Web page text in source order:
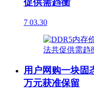
促供需趋衡
7 03.30
用户网购一块固
万元获准保留